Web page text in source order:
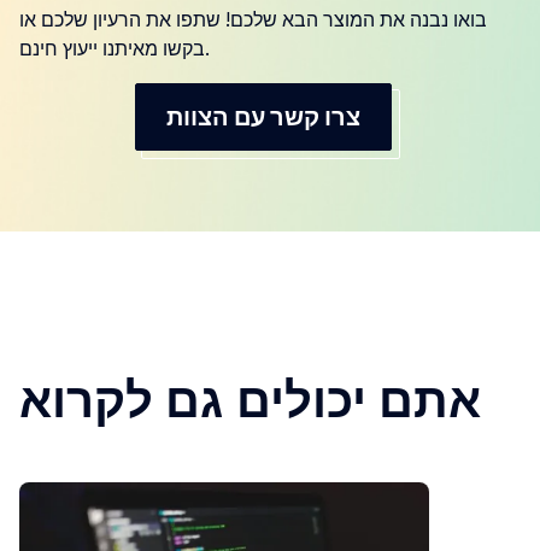
בואו נבנה את המוצר הבא שלכם! שתפו את הרעיון שלכם או
בקשו מאיתנו ייעוץ חינם.
צרו קשר עם הצוות
אתם יכולים גם לקרוא